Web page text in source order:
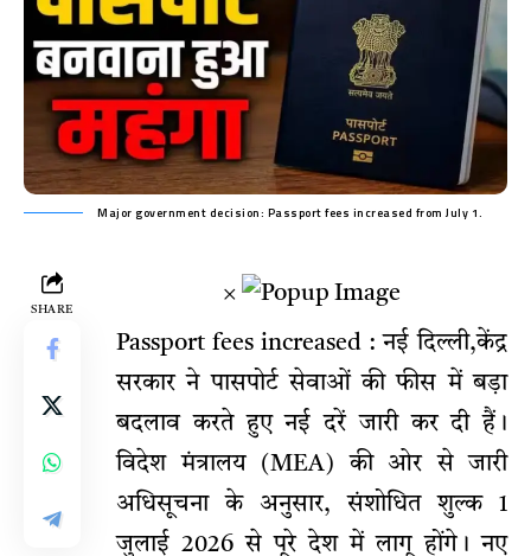
Major government decision: Passport fees increased from July 1.
SHARE
×
Passport fees increased : नई दिल्ली,केंद्र
सरकार ने पासपोर्ट सेवाओं की फीस में बड़ा
बदलाव करते हुए नई दरें जारी कर दी हैं।
विदेश मंत्रालय (MEA) की ओर से जारी
अधिसूचना के अनुसार, संशोधित शुल्क 1
जुलाई 2026 से पूरे देश में लागू होंगे। नए